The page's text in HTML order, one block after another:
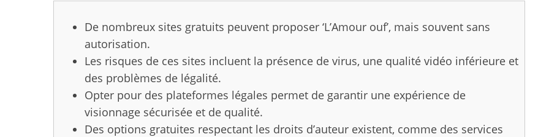
De nombreux sites gratuits peuvent proposer ‘L’Amour ouf’, mais souvent sans
autorisation.
Les risques de ces sites incluent la présence de virus, une qualité vidéo inférieure et
des problèmes de légalité.
Opter pour des plateformes légales permet de garantir une expérience de
visionnage sécurisée et de qualité.
Des options gratuites respectant les droits d’auteur existent, comme des services
o
r
: